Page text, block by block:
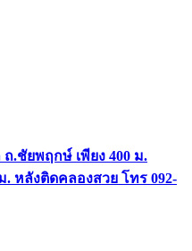
.ชัยพฤกษ์ เพียง 400 ม.
หลังติดคลองสวย โทร 092-